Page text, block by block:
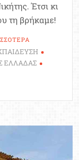
Έτσι κι
τη βρήκαμε!
ΕΛΛΑΔΑΣ